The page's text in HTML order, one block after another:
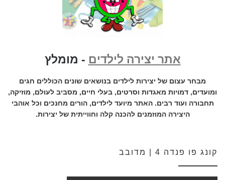
אתר יצירה לילדים - מומלץ
מבחר עצום של יצירות לילדים בנושאים שונים הכוללים חגים
ומועדים, דמויות מאגדות וסרטים, בעלי חיים, מסביב לעולם, מוזיקה,
תחבורה ועוד רבים. האתר מיועד לילדים, הורים מחנכים וכל אוהבי
היצירה המוזמנים להכנה קלה וחווייתית של יצירות.
קונג פו פנדה 4 | מדובב